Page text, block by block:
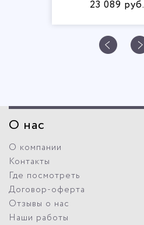
23 089 руб.
О нас
О компании
Контакты
Где посмотреть
Договор-оферта
Отзывы о нас
Наши работы